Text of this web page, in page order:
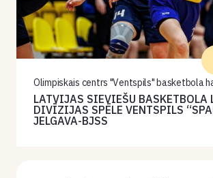
Olimpiskais centrs "Ventspils" basketbola
LATVIJAS SIEVIEŠU BASKETBOLA
DIVĪZIJAS SPĒLE VENTSPILS
JELGAVA-BJSS